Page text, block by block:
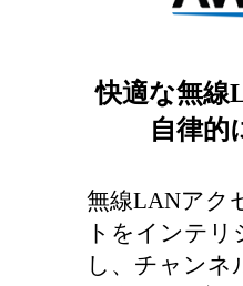
快適な無線
自律的
無線LANアク
トをインテリ
し、チャンネ